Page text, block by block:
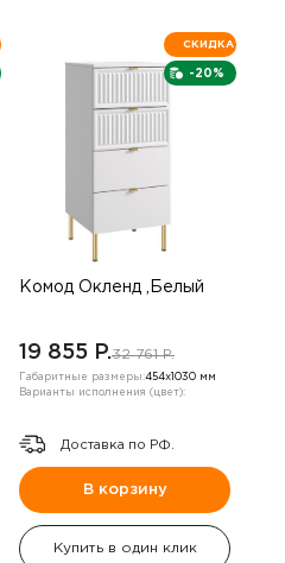
-20%
СКИДКА
Комод Окленд ,Белый
19 855 P.32 761 P.
Габаритные размеры:454х1030 мм
Варианты исполнения (цвет):
Доставка по РФ.
В корзину
Купить в один клик